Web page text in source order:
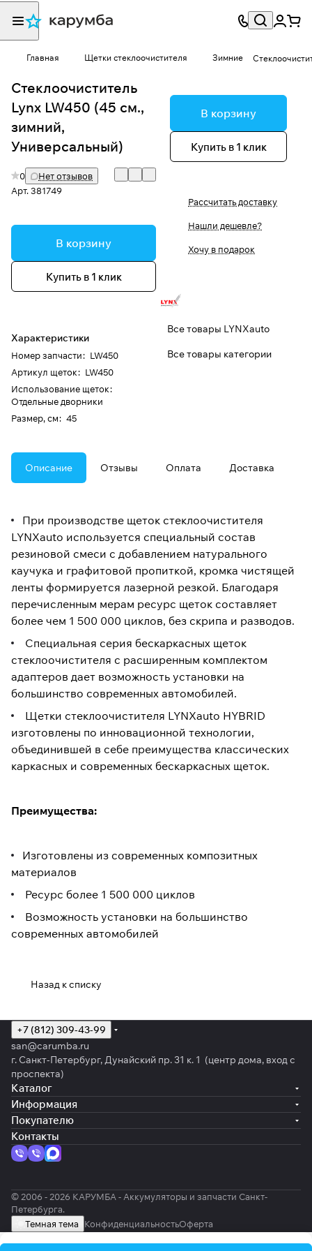
Главная Щетки стеклоочистителя Зимние
Стеклоочиститель
Lynx LW450 (45 см.,
зимний,
Универсальный)
0
Нет отзывов
Арт.381749
В корзину
Купить в 1 клик
Характеристики
Номер запчасти: LW450
Артикул щеток: LW450
Использование щеток:
Отдельные дворники
Размер, см: 45
В корзину
Купить в 1 клик
Рассчитать доставку
Нашли дешевле?
Хочу в подарок
Все товары LYNXauto
Все товары категории
Описание Отзывы Оплата Доставка
При производстве щеток стеклоочистителя
LYNXauto используется специальный состав
резиновой смеси с добавлением натурального
каучука и графитовой пропиткой, кромка чистящей
ленты формируется лазерной резкой. Благодаря
перечисленным мерам ресурс щеток составляет
более чем 1 500 000 циклов, без скрипа и разводов.
Специальная серия бескаркасных щеток
стеклоочистителя с расширенным комплектом
адаптеров дает возможность установки на
большинство современных автомобилей.
Щетки стеклоочистителя LYNXauto HYBRID
изготовлены по инновационной технологии,
объединившей в себе преимущества классических
каркасных и современных бескаркасных щеток.
Преимущества:
Изготовлены из современных композитных
материалов
Ресурс более 1 500 000 циклов
Возможность установки на большинство
современных автомобилей
Назад к списку
+7 (812) 309-43-99
san@carumba.ru
г. Санкт-Петербург, Дунайский пр. 31 к. 1 (центр дома, вход с
проспекта)
Каталог
Информация
Покупателю
Контакты
© 2006 - 2026 КАРУМБА - Аккумуляторы и запчасти Санкт-
Петербурга.
Темная тема
КонфиденциальностьОферта